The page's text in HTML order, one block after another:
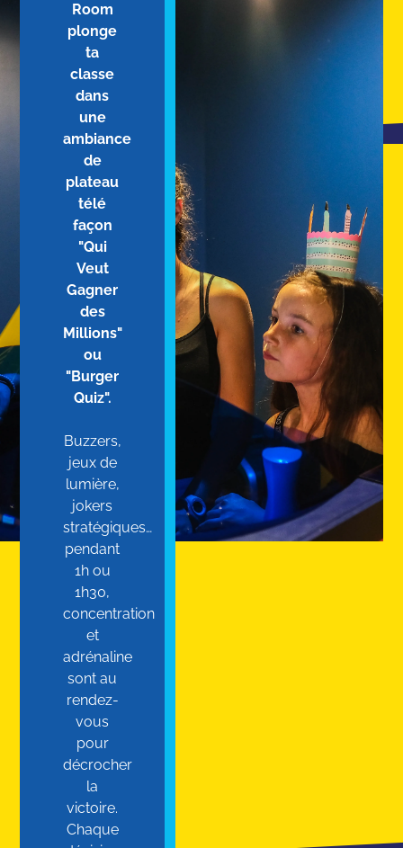
Room
plonge
ta
classe
dans
une
ambiance
de
plateau
télé
façon
"Qui
Veut
Gagner
des
Millions"
ou
"Burger
Quiz".
Buzzers,
jeux de
lumière,
jokers
stratégiques…
pendant
1h ou
1h30,
concentration
et
adrénaline
sont au
rendez-
vous
pour
décrocher
la
victoire.
Chaque